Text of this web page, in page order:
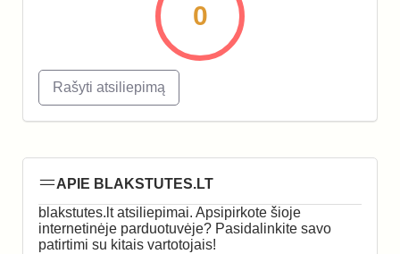
0
Rašyti atsiliepimą
APIE BLAKSTUTES.LT
blakstutes.lt atsiliepimai. Apsipirkote šioje
internetinėje parduotuvėje? Pasidalinkite savo
patirtimi su kitais vartotojais!